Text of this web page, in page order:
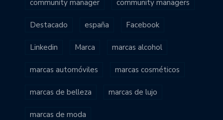
community manager community managers
Destacado españa Facebook
Linkedin Marca marcas alcohol
marcas automóviles marcas cosméticos
marcas de belleza marcas de lujo
marcas de moda